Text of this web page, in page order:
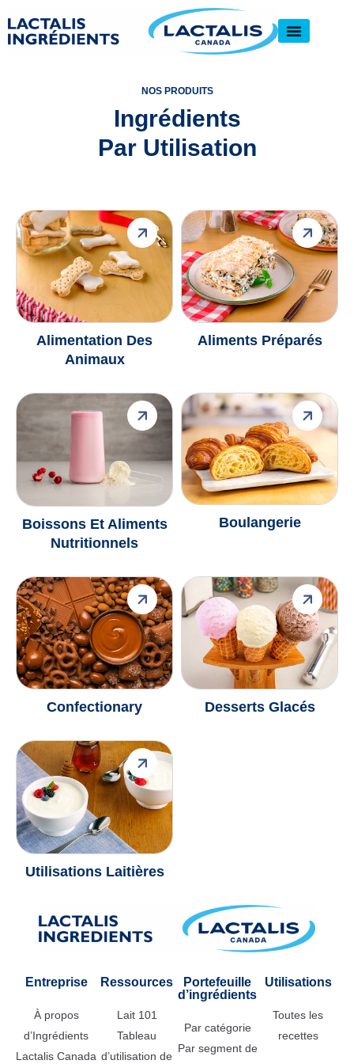
NOS PRODUITS
Ingrédients
Par Utilisation
Alimentation Des
Animaux
Aliments Préparés
Boissons Et Aliments
Nutritionnels
Boulangerie
Confectionary Desserts Glacés
Utilisations Laitières
Entreprise
À propos
d’Ingrédients
Lactalis Canada
Ressources
Lait 101
Tableau
d’utilisation de
Portefeuille
d’ingrédients
Par catégorie
Par segment de
Utilisations
Toutes les
recettes